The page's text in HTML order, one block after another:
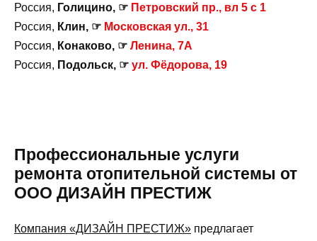
Россия, Голицино, ☞ Петровский пр., вл 5 с 1
Россия, Клин, ☞ Московская ул., 31
Россия, Конаково, ☞ Ленина, 7А
Россия, Подольск, ☞ ул. Фёдорова, 19
Профессиональные услуги
ремонта отопительной системы от
ООО ДИЗАЙН ПРЕСТИЖ
Компания «ДИЗАЙН ПРЕСТИЖ» предлагает